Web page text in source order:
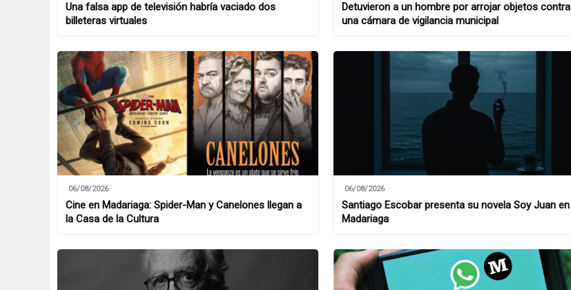
Una falsa app de televisión habría vaciado dos
billeteras virtuales
Detuvieron a un hombre por arrojar objetos contra
una cámara de vigilancia municipal
06/08/2026
Cine en Madariaga: Spider-Man y Canelones llegan a
la Casa de la Cultura
06/08/2026
Santiago Escobar presenta su novela Soy Juan en
Madariaga